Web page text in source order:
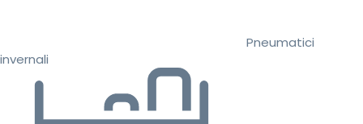
Pneumatici
invernali